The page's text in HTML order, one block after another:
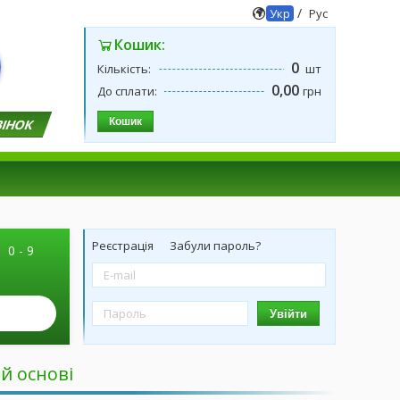
Укр / Рус
Кошик:
Кількість: 0 шт
До сплати:
0,00 грн
Кошик
0 - 9
Реєстрація Забули пароль?
Увійти
основі